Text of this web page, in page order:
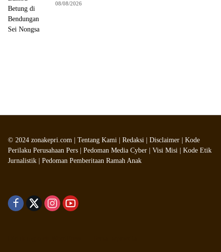
08/08/2026
© 2024 zonakepri.com | Tentang Kami Redaksi Disclaimer
Kode
Perilaku Perusahaan Pers
Pedoman Media Cyber Visi Misi
Kode Etik
Jurnalistik
Pedoman Pemberitaan Ramah Anak